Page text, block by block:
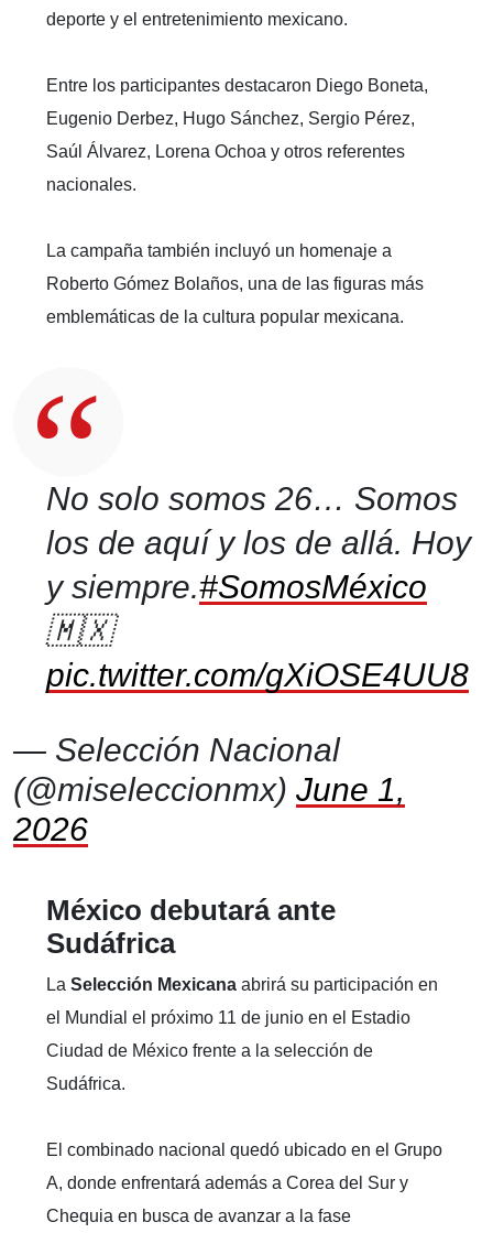
deporte y el entretenimiento mexicano.
Entre los participantes destacaron Diego Boneta,
Eugenio Derbez, Hugo Sánchez, Sergio Pérez,
Saúl Álvarez, Lorena Ochoa y otros referentes
nacionales.
La campaña también incluyó un homenaje a
Roberto Gómez Bolaños, una de las figuras más
emblemáticas de la cultura popular mexicana.
No solo somos 26… Somos
los de aquí y los de allá. Hoy
y siempre.#SomosMéxico
🇲🇽
pic.twitter.com/gXiOSE4UU8
— Selección Nacional
(@miseleccionmx) June 1,
2026
México debutará ante
Sudáfrica
La Selección Mexicana abrirá su participación en
el Mundial el próximo 11 de junio en el Estadio
Ciudad de México frente a la selección de
Sudáfrica.
El combinado nacional quedó ubicado en el Grupo
A, donde enfrentará además a Corea del Sur y
Chequia en busca de avanzar a la fase